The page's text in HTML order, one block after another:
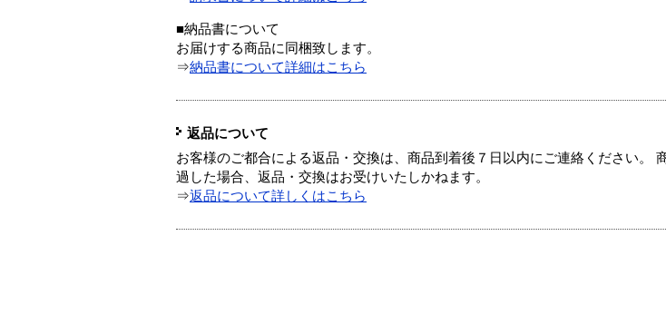
■納品書について
お届けする商品に同梱致します。
⇒納品書について詳細はこちら
返品について
お客様のご都合による返品・交換は、商品到着後７日以内にご連絡ください。
過した場合、返品・交換はお受けいたしかねます。
⇒返品について詳しくはこちら